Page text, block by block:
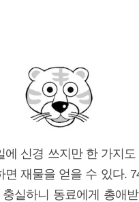
에 신경 쓰지만 한 가지도
면 재물을 얻을 수 있다.
실하니 동료에게 총애